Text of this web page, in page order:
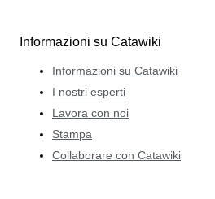
Informazioni su Catawiki
Informazioni su Catawiki
I nostri esperti
Lavora con noi
Stampa
Collaborare con Catawiki